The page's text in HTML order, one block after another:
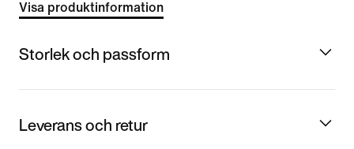
Visa produktinformation
Storlek och passform
Leverans och retur